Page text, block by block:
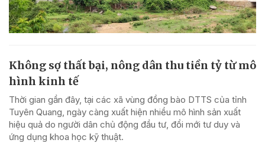
Không sợ thất bại, nông dân thu tiền tỷ từ mô
hình kinh tế
Thời gian gần đây, tại các xã vùng đồng bào DTTS của tỉnh
Tuyên Quang, ngày càng xuất hiện nhiều mô hình sản xuất
hiệu quả do người dân chủ động đầu tư, đổi mới tư duy và
ứng dụng khoa học kỹ thuật.